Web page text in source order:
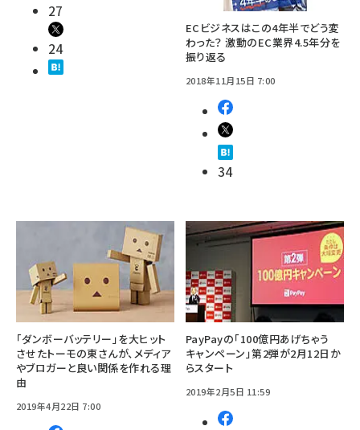
27
24
ECビジネスはこの4年半でどう変
わった？ 激動のEC業界4.5年分を
振り返る
2018年11月15日 7:00
34
「ダンボーバッテリー」を大ヒット
させたトーモの東さんが、メディア
やブロガーと良い関係を作れる理
由
2019年4月22日 7:00
PayPayの「100億円あげちゃう
キャンペーン」第2弾が2月12日か
らスタート
2019年2月5日 11:59